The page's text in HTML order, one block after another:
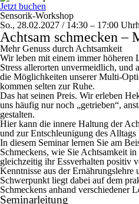
Jetzt buchen
Sensorik-Workshop
So., 28.02.2027 / 14:30 – 17:00 Uhrh
Achtsam schmecken –
Mehr Genuss durch Achtsamkeit
Wir leben mit einem immer höheren
Stress allerorten unvermeidlich, und
die Möglichkeiten unserer Multi-
kommen selten zur Ruhe.
Das hat seinen Preis. Wir erleben
uns häufig nur noch „getrieben“,
gestalten.
Hier kann die innere Haltung der
und zur Entschleunigung des Alltags
In diesem Seminar lernen Sie am
Schmeckens, wie Sie Achtsamkeit
gleichzeitig ihr Essverhalten positiv
Kenntnisse aus der
Schwerpunkt liegt dabei auf dem
Schmeckens anhand verschiedener
Seminarleitung